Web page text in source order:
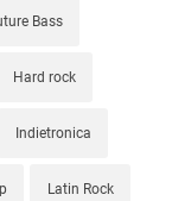
Bass
Hard rock
Indietronica
Latin Rock